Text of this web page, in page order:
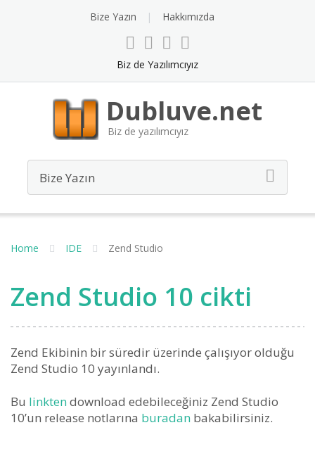
Bize Yazın Hakkımızda
Biz de Yazılımcıyız
Dubluve.net
Biz de yazılımcıyız
Home IDE Zend Studio
Zend Studio 10 cikti
Zend Ekibinin bir süredir üzerinde çalışıyor olduğu
Zend Studio 10 yayınlandı.
Bu linktendownload edebileceğiniz Zend Studio
10’un release notlarına buradan bakabilirsiniz.